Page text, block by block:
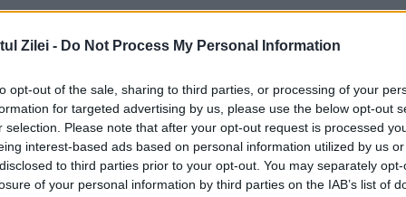
Zilei - Do Not Process My Personal Information
opt-out of the sale, sharing to third parties, or processing of your
for targeted advertising by us, please use the below opt-out
selection. Please note that after your opt-out request is processed
interest-based ads based on personal information utilized by us
to third parties prior to your opt-out. You may separately
of your personal information by third parties on the IAB’s list of
în incendiul devastator de la Circul Globus,
erau „traşi pe dreapta“ pentru că nu mai
avea cine să îi scoată în spectacole....